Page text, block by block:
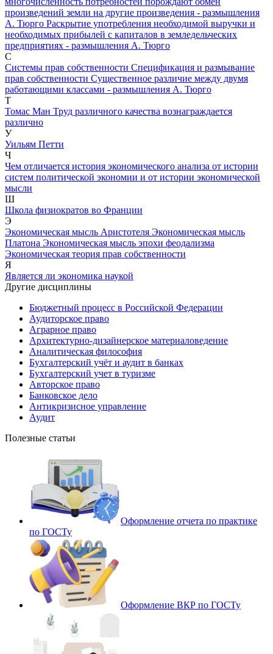
произведений земли на другие произведения - размышления
А. Тюрго Раскрытие употребления необходимой выручки и
необходимых прибылей с капиталов в земледельческих
предприятиях - размышления А. Тюрго
С
Системы прав собственности Спецификация и размывание
прав собственности Существенное различие между двумя
работающими классами - размышления А. Тюрго
Т
Томас Ман Труд различного качества вознаграждается
различно
У
Уильям Петти
Ч
Чем отличается история экономического анализа от истории
систем политической экономии и от истории экономической
мысли
Ш
Школа физиократов во Франции
Э
Экономическая мысль Аристотеля Экономическая мысль
Платона Экономическая мысль эпохи феодализма
Экономическая теория прав собственности
Я
Является ли экономика наукой
Другие дисциплины
Бюджетный процесс в Российской Федерации
Аудиторское право
Аграрное право
Архитектурно-дизайнерское материаловедение
Аналитическая философия
Бухгалтерский учёт и аудит в банках
Бухгалтерский учет в туризме
Авторское право
Банковское дело
Антикризисное управление
Аудит
Полезные статьи
Оформление отчета по практике
по ГОСТу
Оформление ВКР по ГОСТу